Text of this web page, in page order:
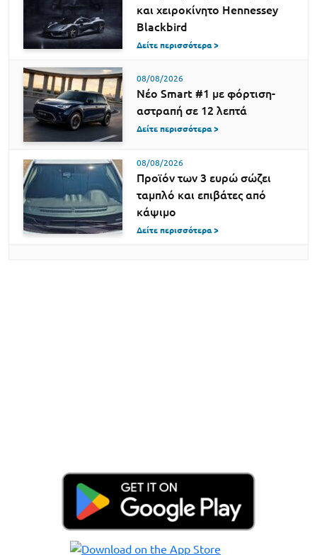
και χειροκίνητο Hennessey
Blackbird
Δείτε περισσότερα >
08/08/2026
Νέο Smart #1 με φόρτιση-
αστραπή σε 12 λεπτά
Δείτε περισσότερα >
08/08/2026
Προϊόν των 3 ευρώ σώζει
ταμπλό και επιβάτες από
κάψιμο
Δείτε περισσότερα >